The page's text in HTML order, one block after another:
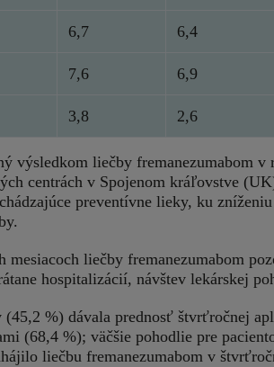
6,7 6,4
7,6 6,9
3,8 2,6
výsledkom liečby fremanezumabom
centrách v Spojenom kráľovstve
preventívne lieky, ku
mesiacoch liečby fremanezumabom
hospitalizácií, návštev lekárskej
(45,2 %) dávala prednosť štvrťročnej
(68,4 %); väčšie pohodlie pre
liečbu fremanezumabom v